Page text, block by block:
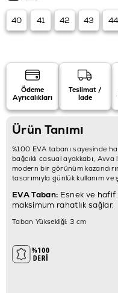
40 41 42 43 44
Ödeme
Ayrıcalıkları
Teslimat /
İade
Ürün Tanımı
%100 EVA tabanı sayesinde
bağcıklı casual ayakkabı,
modern bir görünüm
tasarımıyla günlük kullanım
EVA Taban: Esnek ve hafif
maksimum rahatlık sağlar.
Taban Yüksekliği: 3 cm